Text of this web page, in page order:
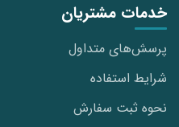
خدمات مشتریان
پرسش‌های متداول
شرایط استفاده
نحوه ثبت سفارش